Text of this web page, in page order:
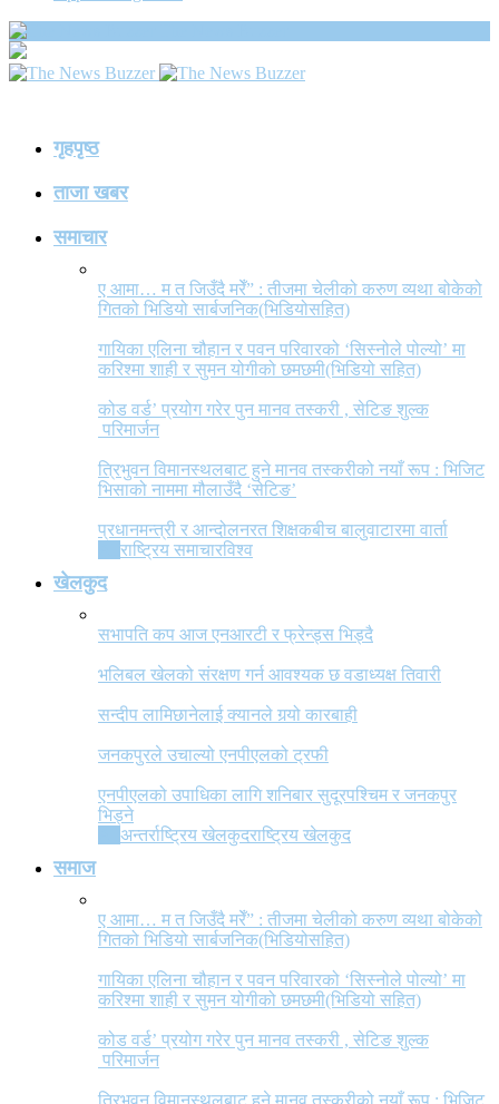
गृहपृष्ठ
ताजा खबर
समाचार
ए आमा… म त जिउँदै मरेँ” : तीजमा चेलीको करुण व्यथा बोकेको
गितको भिडियो सार्बजनिक(भिडियोसहित)
गायिका एलिना चौहान र पवन परिवारको ‘सिस्नोले पोल्यो’ मा
करिश्मा शाही र सुमन योगीको छमछमी(भिडियो सहित)
कोड वर्ड’ प्रयोग गरेर पुन मानव तस्करी , सेटिङ शुल्क
परिमार्जन
त्रिभुवन विमानस्थलबाट हुने मानव तस्करीको नयाँ रूप : भिजिट
भिसाको नाममा मौलाउँदै ‘सेटिङ’
प्रधानमन्त्री र आन्दोलनरत शिक्षकबीच बालुवाटारमा वार्ता
राष्ट्रिय समाचारविश्व
खेलकुद
सभापति कप आज एनआरटी र फ्रेन्ड्स भिड्दै
भलिबल खेलको संरक्षण गर्न आवश्यक छ वडाध्यक्ष तिवारी
सन्दीप लामिछानेलाई क्यानले गर्‍यो कारबाही
जनकपुरले उचाल्यो एनपीएलको ट्रफी
एनपीएलको उपाधिका लागि शनिबार सुदूरपश्चिम र जनकपुर
भिड्ने
अन्तर्राष्ट्रिय खेलकुदराष्ट्रिय खेलकुद
समाज
ए आमा… म त जिउँदै मरेँ” : तीजमा चेलीको करुण व्यथा बोकेको
गितको भिडियो सार्बजनिक(भिडियोसहित)
गायिका एलिना चौहान र पवन परिवारको ‘सिस्नोले पोल्यो’ मा
करिश्मा शाही र सुमन योगीको छमछमी(भिडियो सहित)
कोड वर्ड’ प्रयोग गरेर पुन मानव तस्करी , सेटिङ शुल्क
परिमार्जन
त्रिभुवन विमानस्थलबाट हुने मानव तस्करीको नयाँ रूप : भिजिट